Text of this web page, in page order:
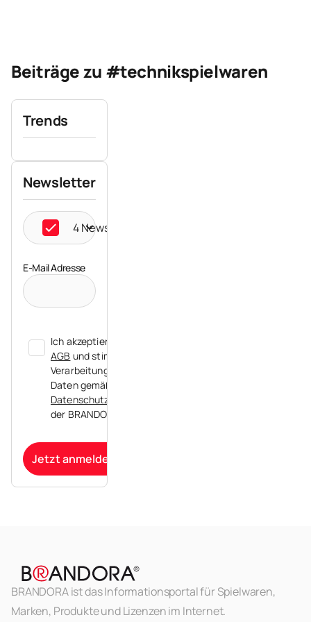
Beiträge zu #technikspielwaren
Trends
Newsletter
4 Newsletter ausgewählt
E-Mail Adresse
Ich akzeptiere die
AGB und stimme der
Verarbeitung meiner
Daten gemäß der
Datenschutzerklärung
der BRANDORA zu.
Jetzt anmelden
BRANDORA ist das Informationsportal für Spielwaren,
Marken, Produkte und Lizenzen im Internet.